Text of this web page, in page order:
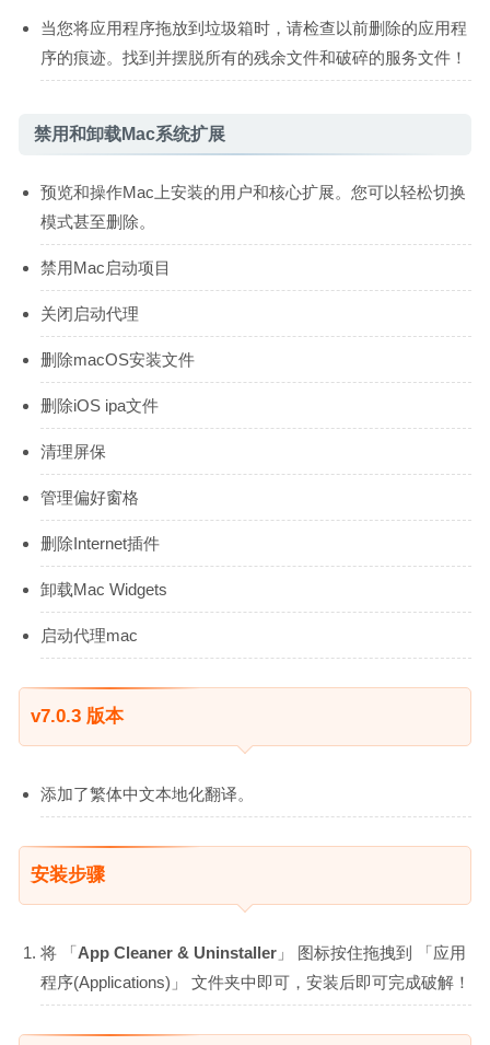
当您将应用程序拖放到垃圾箱时，请检查以前删除的应用程
序的痕迹。找到并摆脱所有的残余文件和破碎的服务文件！
禁用和卸载Mac系统扩展
预览和操作Mac上安装的用户和核心扩展。您可以轻松切换
模式甚至删除。
禁用Mac启动项目
关闭启动代理
删除macOS安装文件
删除iOS ipa文件
清理屏保
管理偏好窗格
删除Internet插件
卸载Mac Widgets
启动代理mac
v7.0.3 版本
添加了繁体中文本地化翻译。
安装步骤
将 「App Cleaner & Uninstaller 」 图标按住拖拽到 「应用
程序(Applications)」 文件夹中即可，安装后即可完成破解！